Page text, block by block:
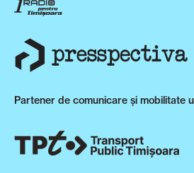
Partener de comunicare și mobilitate